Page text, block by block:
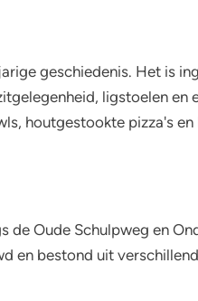
geschiedenis. Het is
ligstoelen en
houtgestookte pizza's en
Oude Schulpweg en
en bestond uit